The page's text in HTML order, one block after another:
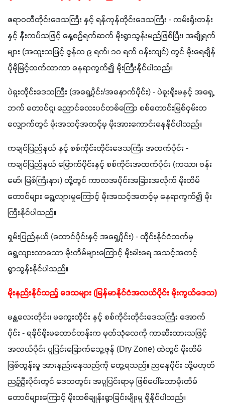
ဧရာဝတီတိုင်းဒေသကြီး နှင့် ရန်ကုန်တိုင်းဒေသကြီး - ကမ်းရိုးတန်း
နှင့် နီးကပ်သဖြင့် နေ့စဉ်ရက်ဆက် မိုးရွာသွန်းမည်ဖြစ်ပြီး၊ အချို့ရက်
များ (အထူးသဖြင့် ဇွန်လ ၉ ရက်၊ ၁၀ ရက် ဝန်းကျင်) တွင် မိုးရေချိန်
ပိုမိုမြင့်တက်လာကာ နေရာကွက်၍ မိုးကြီးနိုင်ပါသည်။
ပဲခူးတိုင်းဒေသကြီး (အရှေ့ပိုင်း/အနောက်ပိုင်း) - ပဲခူးရိုးမနှင့် အရှေ့
ဘက် တောင်ငူ၊ ညောင်လေးပင်တစ်ကြော စစ်တောင်းမြစ်ဝှမ်းတ
လျှောက်တွင် မိုးအသင့်အတင့်မှ မိုးအားကောင်းနေနိုင်ပါသည်။
ကချင်ပြည်နယ် နှင့် စစ်ကိုင်းတိုင်းဒေသကြီး အထက်ပိုင်း -
ကချင်ပြည်နယ် မြောက်ပိုင်းနှင့် စစ်ကိုင်းအထက်ပိုင်း (ကသာ၊ ဗန်း
မော်၊ မြစ်ကြီးနား) တို့တွင် ကာလအပိုင်းအခြားအလိုက် မိုးတိမ်
တောင်များ ရွေ့လျားမှုကြောင့် မိုးအသင့်အတင့်မှ နေရာကွက်၍ မိုး
ကြီးနိုင်ပါသည်။
ရှမ်းပြည်နယ် (တောင်ပိုင်းနှင့် အရှေ့ပိုင်း) - ထိုင်းနိုင်ငံဘက်မှ
ရွေ့လျားလာသော မိုးတိမ်များကြောင့် မိုးခါးရေ အသင့်အတင့်
ရွာသွန်းနိုင်ပါသည်။
မိုးနည်းနိုင်သည့် ဒေသများ (မြန်မာနိုင်ငံအလယ်ပိုင်း မိုးကွယ်ဒေသ)
မန္တလေးတိုင်း၊ မကွေးတိုင်း နှင့် စစ်ကိုင်းတိုင်းဒေသကြီး အောက်
ပိုင်း - ရခိုင်ရိုးမတောင်တန်းက မုတ်သုံလေကို ကာဆီးထားသဖြင့်
အလယ်ပိုင်း ပူပြင်းခြောက်သွေ့ဇုန် (Dry Zone) ထဲတွင် မိုးတိမ်
ဖြစ်ထွန်းမှု အားနည်းနေသည်ကို တွေ့ရသည်။ ညနေပိုင်း သို့မဟုတ်
ညဉ့်ဦးပိုင်းတွင် ဒေသတွင်း အပူပြင်းရာမှ ဖြစ်ပေါ်သောမိုးတိမ်
တောင်များကြောင့် မိုးထစ်ချုန်းရွာခြင်းမျိုးမူ ရှိနိုင်ပါသည်။